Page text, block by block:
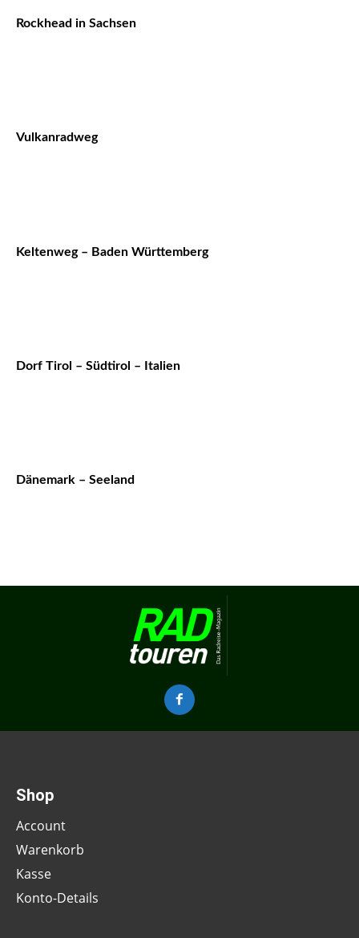
Rockhead in Sachsen
Vulkanradweg
Keltenweg – Baden Württemberg
Dorf Tirol – Südtirol – Italien
Dänemark – Seeland
Shop
Account
Warenkorb
Kasse
Konto-Details